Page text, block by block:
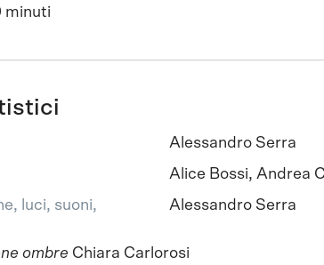
minuti
Alessandro Serra
Alice Bossi, Andrea
luci, suoni,
Alessandro Serra
ombre Chiara Carlorosi